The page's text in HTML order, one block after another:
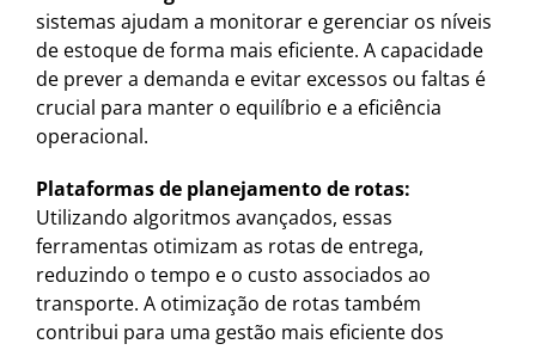
sistemas ajudam a monitorar e gerenciar os níveis
de estoque de forma mais eficiente. A capacidade
de prever a demanda e evitar excessos ou faltas é
crucial para manter o equilíbrio e a eficiência
operacional.
Plataformas de planejamento de rotas:
Utilizando algoritmos avançados, essas
ferramentas otimizam as rotas de entrega,
reduzindo o tempo e o custo associados ao
transporte. A otimização de rotas também
contribui para uma gestão mais eficiente dos